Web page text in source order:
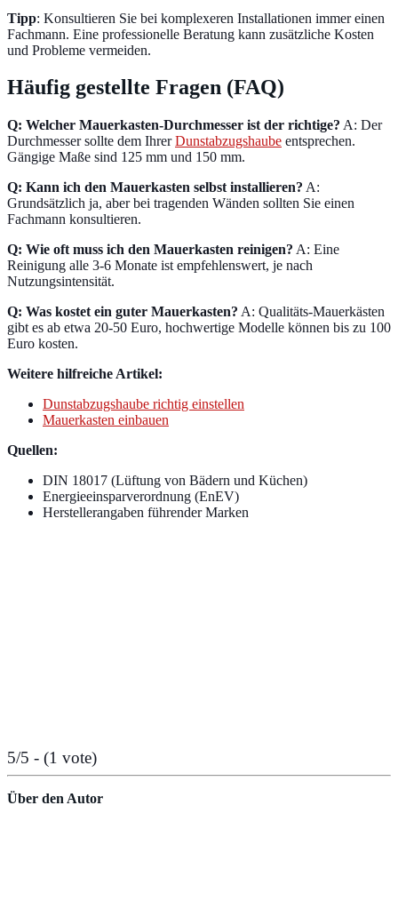
Tipp: Konsultieren Sie bei komplexeren Installationen immer einen
Fachmann. Eine professionelle Beratung kann zusätzliche Kosten
und Probleme vermeiden.
Häufig gestellte Fragen (FAQ)
Q: Welcher Mauerkasten-Durchmesser ist der richtige? A: Der
Durchmesser sollte dem IhrerDunstabzugshaube entsprechen.
Gängige Maße sind 125 mm und 150 mm.
Q: Kann ich den Mauerkasten selbst installieren? A:
Grundsätzlich ja, aber bei tragenden Wänden sollten Sie einen
Fachmann konsultieren.
Q: Wie oft muss ich den Mauerkasten reinigen? A: Eine
Reinigung alle 3-6 Monate ist empfehlenswert, je nach
Nutzungsintensität.
Q: Was kostet ein guter Mauerkasten? A: Qualitäts-Mauerkästen
gibt es ab etwa 20-50 Euro, hochwertige Modelle können bis zu 100
Euro kosten.
Weitere hilfreiche Artikel:
Dunstabzugshaube richtig einstellen
Mauerkasten einbauen
Quellen:
DIN 18017 (Lüftung von Bädern und Küchen)
Energieeinsparverordnung (EnEV)
Herstellerangaben führender Marken
5/5 - (1 vote)
Über den Autor